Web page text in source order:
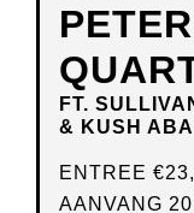
FT.
& KUSH
ENTREE
AANVANG